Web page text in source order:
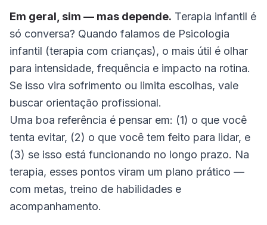
Em geral, sim — mas depende. Terapia infantil é
só conversa? Quando falamos de Psicologia
infantil (terapia com crianças), o mais útil é olhar
para intensidade, frequência e impacto na rotina.
Se isso vira sofrimento ou limita escolhas, vale
buscar orientação profissional.
Uma boa referência é pensar em: (1) o que você
tenta evitar, (2) o que você tem feito para lidar, e
(3) se isso está funcionando no longo prazo. Na
terapia, esses pontos viram um plano prático —
com metas, treino de habilidades e
acompanhamento.